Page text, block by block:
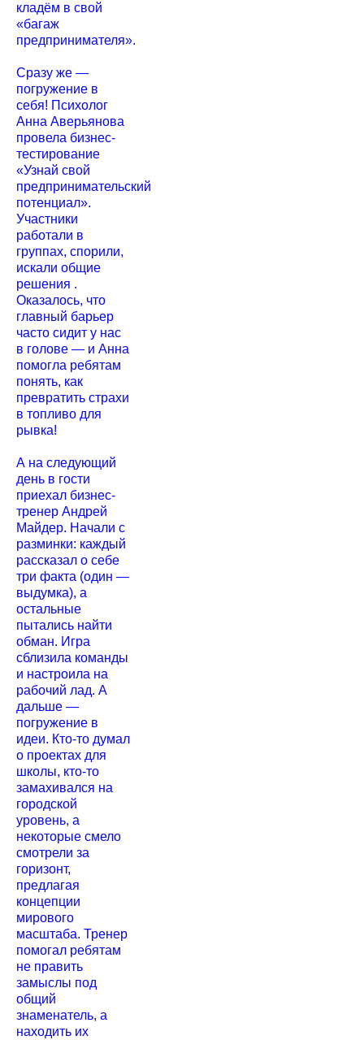
кладём в свой
«багаж
предпринимателя».
Сразу же —
погружение в
себя! Психолог
Анна Аверьянова
провела бизнес-
тестирование
«Узнай свой
предпринимательский
потенциал».
Участники
работали в
группах, спорили,
искали общие
решения .
Оказалось, что
главный барьер
часто сидит у нас
в голове — и Анна
помогла ребятам
понять, как
превратить страхи
в топливо для
рывка!
А на следующий
день в гости
приехал бизнес-
тренер Андрей
Майдер. Начали с
разминки: каждый
рассказал о себе
три факта (один —
выдумка), а
остальные
пытались найти
обман. Игра
сблизила команды
и настроила на
рабочий лад. А
дальше —
погружение в
идеи. Кто‑то думал
о проектах для
школы, кто‑то
замахивался на
городской
уровень, а
некоторые смело
смотрели за
горизонт,
предлагая
концепции
мирового
масштаба. Тренер
помогал ребятам
не править
замыслы под
общий
знаменатель, а
находить их